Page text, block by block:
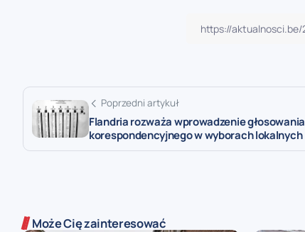
Poprzedni artykuł
Flandria rozważa wprowadzenie głosowania
korespondencyjnego w wyborach lokalnych
Może Cię zainteresować